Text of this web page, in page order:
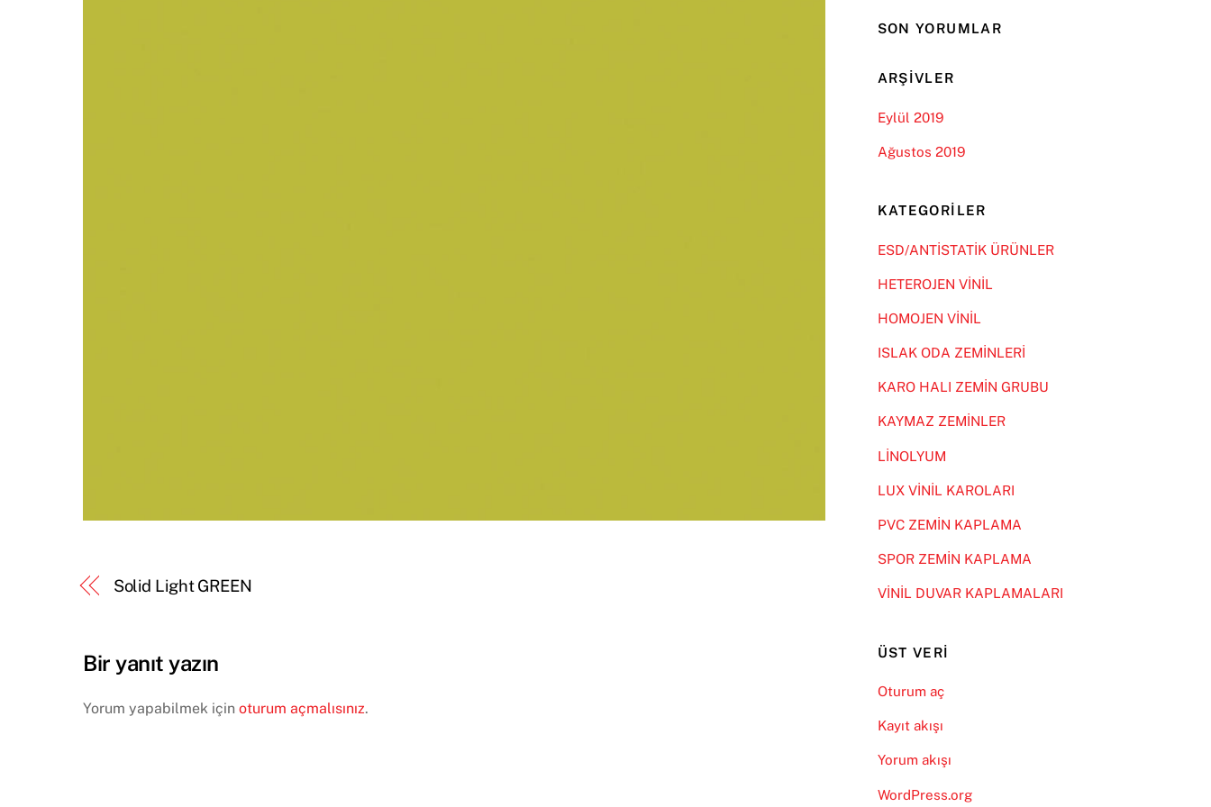
Solid Light GREEN
Bir yanıt yazın
Yorum yapabilmek için oturum açmalısınız.
SON YORUMLAR
ARŞIVLER
Eylül 2019
Ağustos 2019
KATEGORILER
ESD/ANTİSTATİK ÜRÜNLER
HETEROJEN VİNİL
HOMOJEN VİNİL
ISLAK ODA ZEMİNLERİ
KARO HALI ZEMİN GRUBU
KAYMAZ ZEMİNLER
LİNOLYUM
LUX VİNİL KAROLARI
PVC ZEMİN KAPLAMA
SPOR ZEMİN KAPLAMA
VİNİL DUVAR KAPLAMALARI
ÜST VERI
Oturum aç
Kayıt akışı
Yorum akışı
WordPress.org